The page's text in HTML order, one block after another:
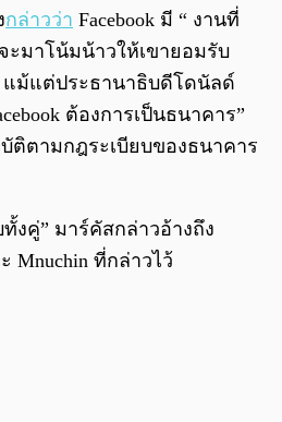
กล่าวว่า Facebook มี “ งานที่
มาโน้มน้าวให้เขายอมรับ
แม้แต่ประธานาธิบดีโดนัลด์
ต้องการเป็นธนาคาร”
ติตามกฎระเบียบของธนาคาร
งคู่” มาร์คัสกล่าวอ้างถึง
Mnuchin ที่กล่าวไว้